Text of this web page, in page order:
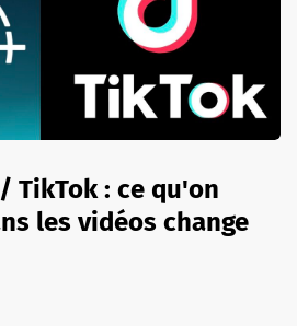
TikTok : ce qu'on
les vidéos change